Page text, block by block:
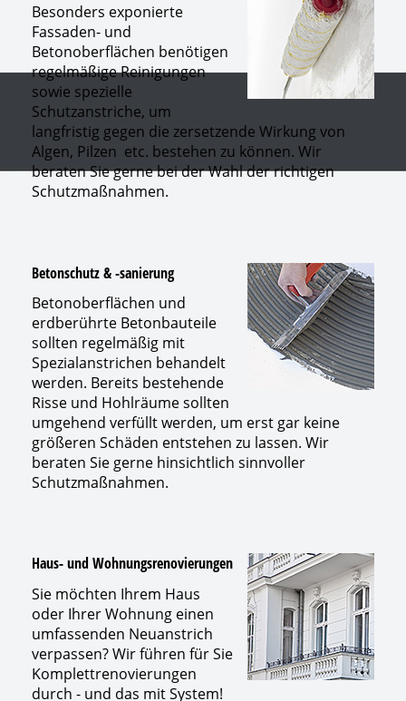
Besonders exponierte
Fassaden- und
Betonoberflächen benötigen
regelmäßige Reinigungen
sowie spezielle
Schutzanstriche, um
langfristig gegen die zersetzende Wirkung von
Algen, Pilzen etc. bestehen zu können. Wir
beraten Sie gerne bei der Wahl der richtigen
Schutzmaßnahmen.
Betonschutz & -sanierung
Betonoberflächen und
erdberührte Betonbauteile
sollten regelmäßig mit
Spezialanstrichen behandelt
werden. Bereits bestehende
Risse und Hohlräume sollten
umgehend verfüllt werden, um erst gar keine
größeren Schäden entstehen zu lassen. Wir
beraten Sie gerne hinsichtlich sinnvoller
Schutzmaßnahmen.
Haus- und Wohnungsrenovierungen
Sie möchten Ihrem Haus
oder Ihrer Wohnung einen
umfassenden Neuanstrich
verpassen? Wir führen für Sie
Komplettrenovierungen
durch - und das mit System!